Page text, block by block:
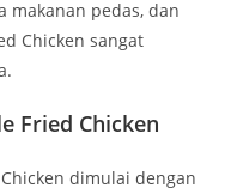
makanan pedas, dan
Chicken sangat
Fried Chicken
dimulai dengan